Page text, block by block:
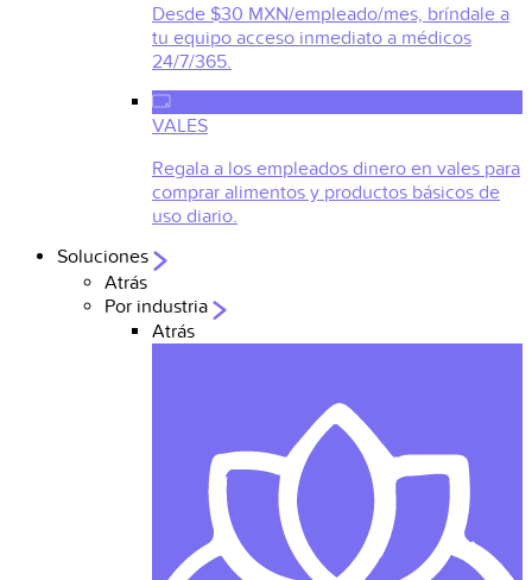
Desde $30 MXN/empleado/mes, bríndale a
tu equipo acceso inmediato a médicos
24/7/365.
VALES
Regala a los empleados dinero en vales para
comprar alimentos y productos básicos de
uso diario.
Soluciones
Atrás
Por industria
Atrás